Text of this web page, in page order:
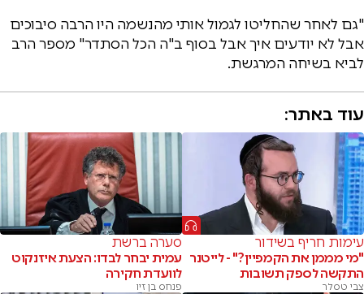
"גם לאחר שהחליטו לגמול אותי מהנשמה היו הרבה סיבוכים
אבל לא יודעים איך אבל בסוף ב"ה הכל הסתדר" מספר הרב
לביא בשיחה המרגשת.
עוד באתר:
עימות חריף בשידור
"מי מממן את הקמפיין?" - לייטנר
התקשה לספק תשובות
צבי טסלר
סערה ברשת
עמית יבחר לבדו: הצעת איזנקוט
לוועדת חקירה
פנחס בן זיו